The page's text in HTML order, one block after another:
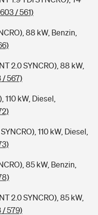
/ 561)
88 kW, Benzin,
2.0 SYNCRO), 88 kW,
/ 567)
110 kW, Diesel,
110 kW, Diesel,
85 kW, Benzin,
2.0 SYNCRO), 85 kW,
/ 579)